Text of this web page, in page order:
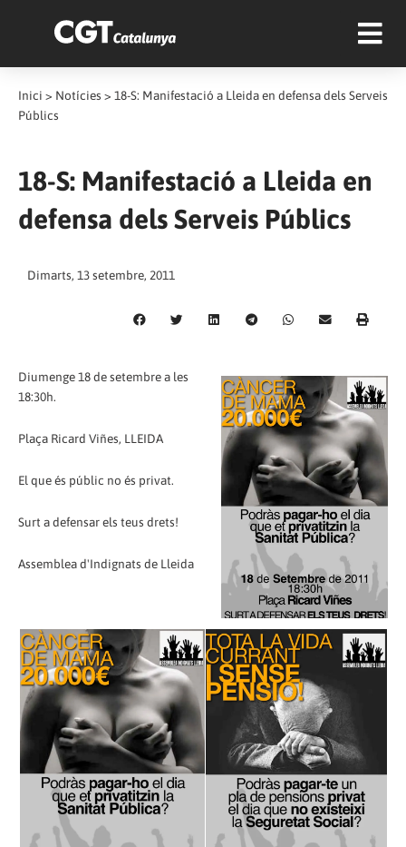
Inici > Notícies > 18-S: Manifestació a Lleida en defensa dels Serveis
Públics
18-S: Manifestació a Lleida en
defensa dels Serveis Públics
Dimarts, 13 setembre, 2011
Diumenge 18 de setembre a les
18:30h.
Plaça Ricard Viñes, LLEIDA
El que és públic no és privat.
Surt a defensar els teus drets!
Assemblea d'Indignats de Lleida